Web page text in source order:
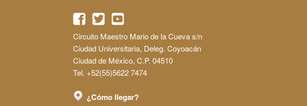
Circuito Maestro Mario de la Cueva s/n
Ciudad Universitaria, Deleg. Coyoacán
Ciudad de México, C.P. 04510
Tel. +52(55)5622 7474
¿Cómo llegar?